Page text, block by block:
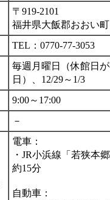
〒919-2101
福井県大飯郡おおい
TEL：0770-77-3053
毎週月曜日（休館日
日）、12/29～1/3
9:00～17:00
－
電車：
・JR小浜線「若狭本
約15分
自動車：